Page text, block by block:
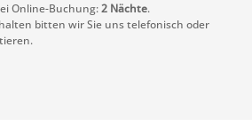
Online-Buchung:2 Nächte.
bitten wir Sie uns telefonisch oder